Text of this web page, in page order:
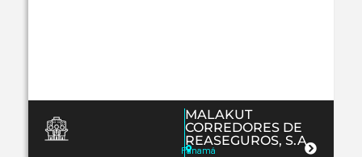
MALAKUT
CORREDORES DE
REASEGUROS, S.A.
Panamá